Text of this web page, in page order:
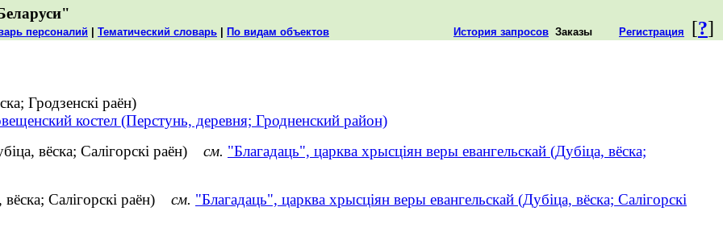
[?]
персоналий Тематический словарь По видам объектов История запросов Заказы Регистрация
Гродзенскі раён)
костел (Перстунь, деревня; Гродненский район)
вёска; Салігорскі раён) см. "Благадаць", царква хрысціян веры евангельскай (Дубіца, вёска;
Салігорскі раён) см. "Благадаць", царква хрысціян веры евангельскай (Дубіца, вёска; Салігорскі